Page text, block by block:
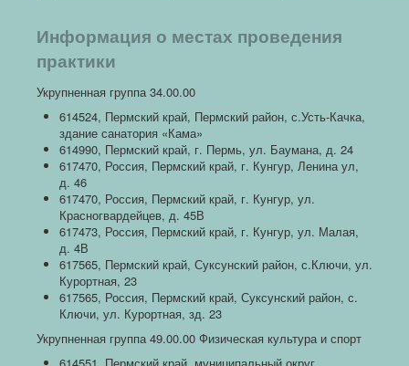
Информация о местах проведения
практики
Укрупненная группа 34.00.00
614524, Пермский край, Пермский район, с.Усть-Качка,
здание санатория «Кама»
614990, Пермский край, г. Пермь, ул. Баумана, д. 24
617470, Россия, Пермский край, г. Кунгур, Ленина ул,
д. 46
617470, Россия, Пермский край, г. Кунгур, ул.
Красногвардейцев, д. 45В
617473, Россия, Пермский край, г. Кунгур, ул. Малая,
д. 4В
617565, Пермский край, Суксунский район, с.Ключи, ул.
Курортная, 23
617565, Россия, Пермский край, Суксунский район, с.
Ключи, ул. Курортная, зд. 23
Укрупненная группа 49.00.00 Физическая культура и спорт